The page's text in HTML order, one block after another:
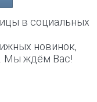
в социальных
новинок,
Мы ждём Вас!